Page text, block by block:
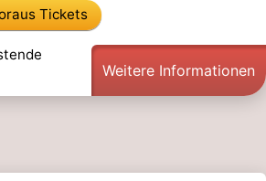
Tickets
Weitere Informationen